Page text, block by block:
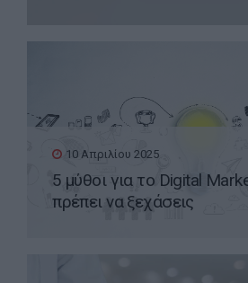
10 Απριλίου 2025
5 μύθοι για το Digital
πρέπει να ξεχάσεις